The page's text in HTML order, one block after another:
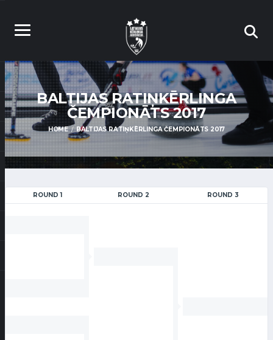
BALTIJAS RATIŅKĒRLINGA
ČEMPIONĀTS 2017
HOME BALTIJAS RATIŅKĒRLINGA ČEMPIONĀTS 2017
ROUND 1 ROUND 2 ROUND 3